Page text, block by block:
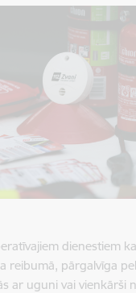
dienestiem
reibumā, pārgalvīga
ar uguni vai vienkārši